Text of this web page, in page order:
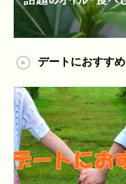
デートにおすすめ